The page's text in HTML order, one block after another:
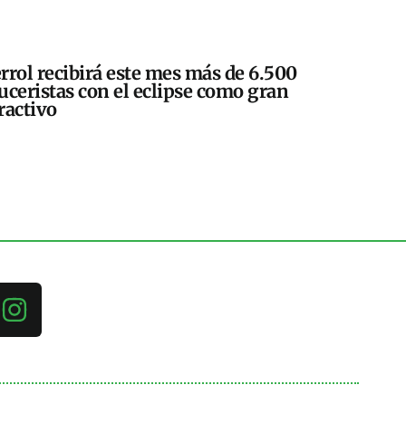
recibirá este mes más de 6.500
con el eclipse como gran